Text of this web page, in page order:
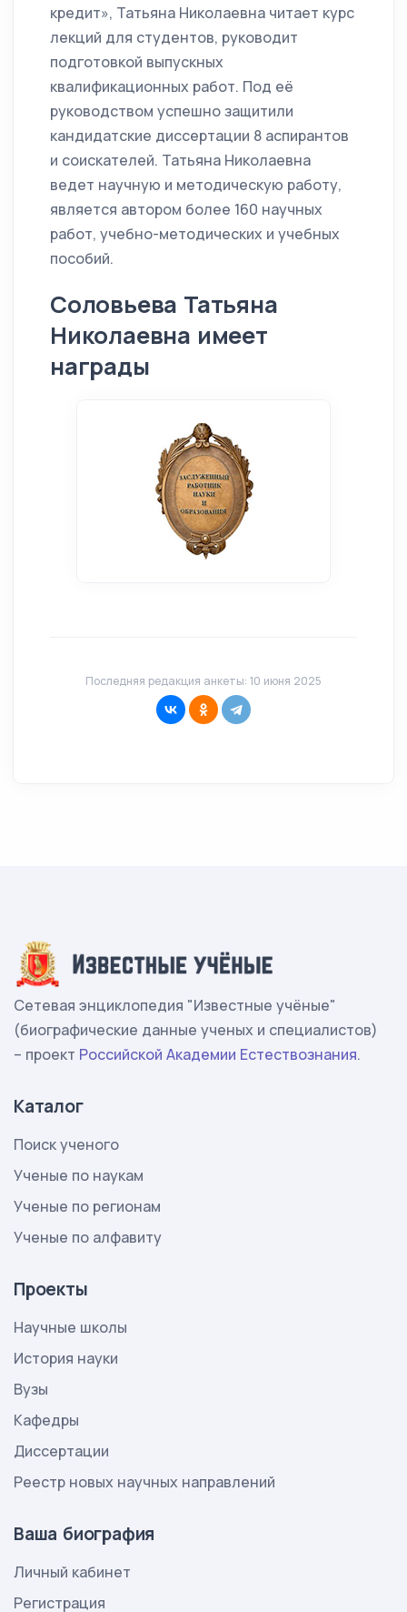
кредит», Татьяна Николаевна читает курс
лекций для студентов, руководит
подготовкой выпускных
квалификационных работ. Под её
руководством успешно защитили
кандидатские диссертации 8 аспирантов
и соискателей. Татьяна Николаевна
ведет научную и методическую работу,
является автором более 160 научных
работ, учебно-методических и учебных
пособий.
Соловьева Татьяна
Николаевна имеет
награды
Последняя редакция анкеты: 10 июня 2025
Сетевая энциклопедия "Известные учёные"
(биографические данные ученых и специалистов)
– проект Российской Академии Естествознания.
Каталог
Поиск ученого
Ученые по наукам
Ученые по регионам
Ученые по алфавиту
Проекты
Научные школы
История науки
Вузы
Кафедры
Диссертации
Реестр новых научных направлений
Ваша биография
Личный кабинет
Регистрация